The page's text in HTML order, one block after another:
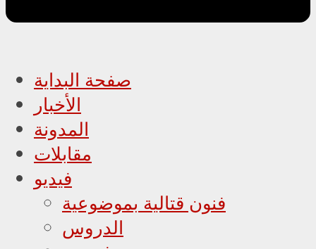
صفحة البداية
الأخبار
المدونة
مقابلات
فيديو
فنون قتالية بموضوعية
الدروس